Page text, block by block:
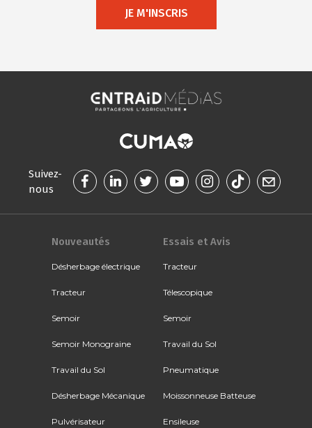
JE M'INSCRIS
Suivez-
nous
Nouveautés
Désherbage électrique
Tracteur
Semoir
Semoir Monograine
Travail du Sol
Désherbage Mécanique
Pulvérisateur
Essais et Avis
Tracteur
Télescopique
Semoir
Travail du Sol
Pneumatique
Moissonneuse Batteuse
Ensileuse